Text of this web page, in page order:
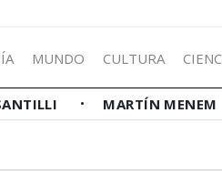
MUNDO CULTURA
MARTÍN MENEM